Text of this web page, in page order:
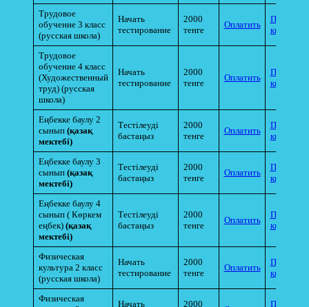
Трудовое
обучение 3 класс
(русская школа)
Начать
тестирование
2000
тенге
Оплатить
Трудовое
обучение 4 класс
(Художественный
труд) (русская
школа)
Начать
тестирование
2000
тенге
Оплатить
Еңбекке баулу 2
сынып (қазақ
мектебі)
Тестілеуді
бастаңыз
2000
тенге
Оплатить
Еңбекке баулу 3
сынып (қазақ
мектебі)
Тестілеуді
бастаңыз
2000
тенге
Оплатить
Еңбекке баулу 4
сынып ( Көркем
еңбек) (қазақ
мектебі)
Тестілеуді
бастаңыз
2000
тенге
Оплатить
Физическая
культура 2 класс
(русская школа)
Начать
тестирование
2000
тенге
Оплатить
Физическая
Начать 2000